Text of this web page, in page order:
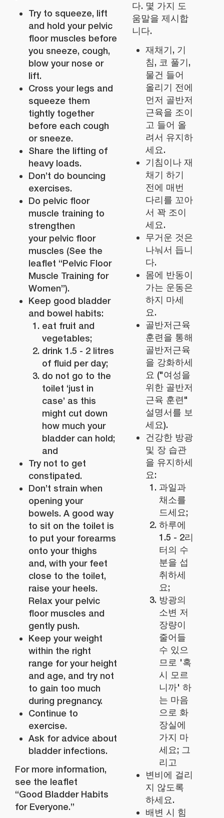
Try to squeeze, lift
and hold your pelvic
floor muscles before
you sneeze, cough,
blow your nose or
lift.
Cross your legs and
squeeze them
tightly together
before each cough
or sneeze.
Share the lifting of
heavy loads.
Don’t do bouncing
exercises.
Do pelvic floor
muscle training to
strengthen
your pelvic floor
muscles (See the
leaflet “Pelvic Floor
Muscle Training for
Women”).
Keep good bladder
and bowel habits:
eat fruit and
vegetables;
drink 1.5 - 2 litres
of fluid per day;
do not go to the
toilet ‘just in
case’ as this
might cut down
how much your
bladder can hold;
and
Try not to get
constipated.
Don’t strain when
opening your
bowels. A good way
to sit on the toilet is
to put your forearms
onto your thighs
and, with your feet
close to the toilet,
raise your heels.
Relax your pelvic
floor muscles and
gently push.
Keep your weight
within the right
range for your height
and age, and try not
to gain too much
during pregnancy.
Continue to
exercise.
Ask for advice about
bladder infections.
For more information,
see the leaflet
“Good Bladder Habits
for Everyone.”
다. 몇 가지 도
움말을 제시합
니다.
재채기, 기
침, 코 풀기,
물건 들어
올리기 전에
먼저 골반저
근육을 조이
고 들어 올
려서 유지하
세요.
기침이나 재
채기 하기
전에 매번
다리를 꼬아
서 꽉 조이
세요.
무거운 것은
나눠서 듭니
다.
몸에 반동이
가는 운동은
하지 마세
요.
골반저근육
훈련을 통해
골반저근육
을 강화하세
요 ("여성을
위한 골반저
근육 훈련"
설명서를 보
세요).
건강한 방광
및 장 습관
을 유지하세
요:
과일과
채소를
드세요;
하루에
1.5 - 2리
터의 수
분을 섭
취하세
요;
방광의
소변 저
장량이
줄어들
수 있으
므로 '혹
시 모르
니까' 하
는 마음
으로 화
장실에
가지 마
세요; 그
리고
변비에 걸리
지 않도록
하세요.
배변 시 힘